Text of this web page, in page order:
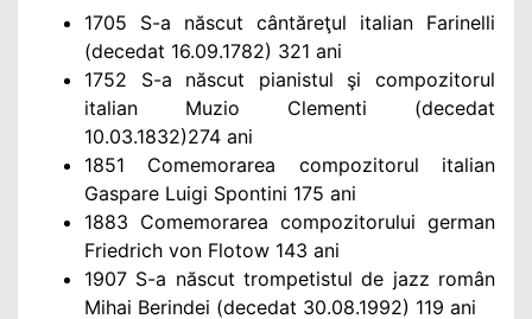
1705 S-a născut cântăreţul italian Farinelli
(decedat 16.09.1782) 321 ani
1752 S-a născut pianistul şi compozitorul
italian
Muzio Clementi (decedat
10.03.1832)274 ani
1851 Comemorarea compozitorul
italian
Gaspare Luigi Spontini 175 ani
1883 Comemorarea compozitorului german
Friedrich von Flotow 143 ani
1907 S-a născut trompetistul de jazz român
Mihai Berindei (decedat 30.08.1992) 119 ani